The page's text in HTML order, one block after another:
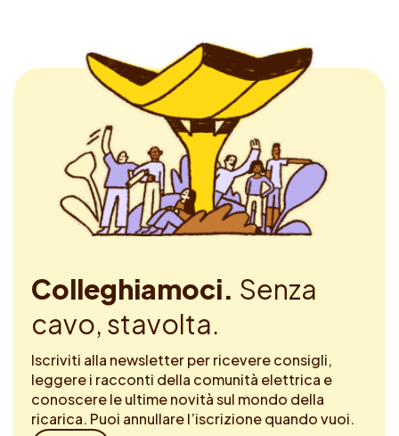
Colleghiamoci. Senza
cavo, stavolta.
Iscriviti alla newsletter per ricevere consigli,
leggere i racconti della comunità elettrica e
conoscere le ultime novità sul mondo della
ricarica. Puoi annullare l’iscrizione quando vuoi.